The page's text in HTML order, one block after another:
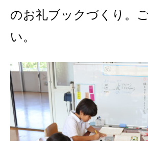
のお礼ブックづくり。
い。